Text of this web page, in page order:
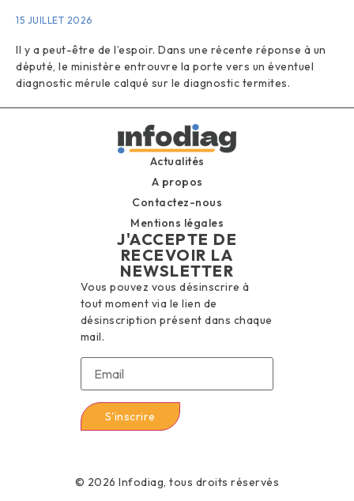
15 JUILLET 2026
Il y a peut-être de l’espoir. Dans une récente réponse à un
député, le ministère entrouvre la porte vers un éventuel
diagnostic mérule calqué sur le diagnostic termites.
Actualités
A propos
Contactez-nous
Mentions légales
J'ACCEPTE DE
RECEVOIR LA
NEWSLETTER
Vous pouvez vous désinscrire à
tout moment via le lien de
désinscription présent dans chaque
mail.
© 2026 Infodiag, tous droits réservés